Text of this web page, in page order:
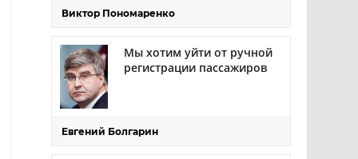
Виктор Пономаренко
Мы хотим уйти от ручной
регистрации пассажиров
Евгений Болгарин